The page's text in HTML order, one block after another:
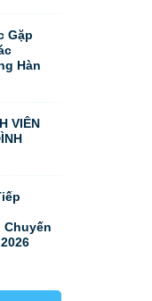
Gặp
Hàn
VIÊN
Chuyến